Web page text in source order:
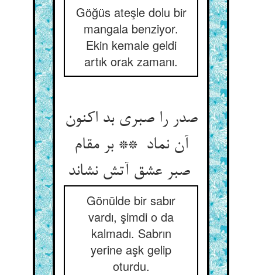
Göğüs ateşle dolu bir
mangala benziyor.
Ekin kemale geldi
artık orak zamanı.
صدر را صبری بد اکنون
آن نماد ** بر مقام
صبر عشق آتش نشاند
Gönülde bir sabır
vardı, şimdi o da
kalmadı. Sabrın
yerine aşk gelip
oturdu.